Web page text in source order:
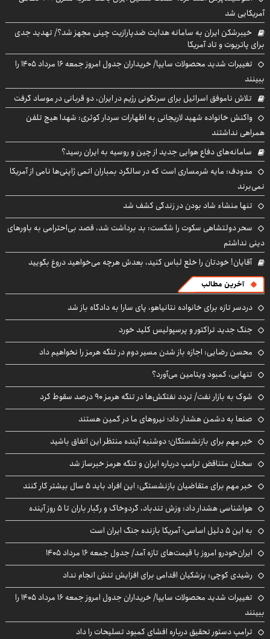
آمریکایی شد
خیبرشکن ایران به سامانه هدایت ضدپارازیت چینی مجهز شد؟/ تهدید جدی
برای پاتریوت و تاد آمریکا
تغییرات شدید محصولات سایپا/ خریداران جدول امروز جمعه ۱۶ مرداد ۱۴۰۵ را
ببینند
تلاش ناموفق اسرائیل برای سرنگونی رژیم در ایران، دو قربانی در موساد گرفت
واکنش خانواده شهید لاریجانی به اظهارات سردار کوثری: شهدا هیچ تلفن
همراهی نداشتند
سامانه‌های دفاع هوایی جدید از چین و روسیه به ایران رسید؟
مدودف: مایه شرمساری است که در سالگرد بمباران اتمی ژاپنی‌ها نامی از آمریکا
نمی‌برند
تنها منشاء شاد بودن در زندگی کشف شد
سحر دولتشاهی سکوت را شکست: بد برداشت شد، قصد بی‌احترامی به باورهای
دینی نداشتم
آقایان! خودتان را خلع لباس کنید، بعدش هرچه می‌خواهید دروغ بگویید
آخرین مطالب
دردسر تازه برای خانواده نتانیاهو، پای سارا به دادگاه باز شد
جنگ جدید تراکتور و پرسپولیس کلید خورد
محسن رضایی: اجازه باز شدن مسیر دوم در تنگه هرمز را نخواهیم داد
تنهایی، کمبود ویتامین می‌آورد؟
شوک به بازار نفت/ تردد نفتکش‌ها در تنگه هرمز ۹۰ درصد سقوط کرد
صنعا به دشمن هشدار داد؛ نیروهای ما در کمین هستند
خبر مهم برای بازنشستگان؛ دوشنبه آینده منتظر این اتفاق باشید
سخنان متناقض ترامپ درباره ایران و تنگه هرمز خبرساز شد
خبر مهم برای متقاضیان بازنشستگی: این افراد باید ۵ سال بیشتر کار کنند
هواشناسی هشدار داد: وزش تندباد، گردوخاک و رگبار باران تا ۵ روز آینده
به این ۵ دلیل اساسی؛ آمریکا بازنده جنگ ایران است
ایران‌خودرو امروز با قیمت‌های تازه آمد/ جدول جمعه ۱۶ مرداد ۱۴۰۵
رشیدی کوچی: پزشکیان اقدامی برای افزایش تنش انجام نداد
تغییرات شدید محصولات سایپا/ خریداران جدول امروز جمعه ۱۶ مرداد ۱۴۰۵ را
ببینند
ترامپ دستور تحقیق درباره افشای کمبود تسلیحات را داد